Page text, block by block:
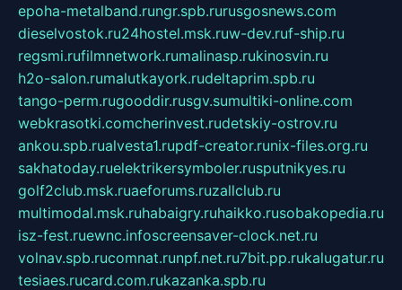
epoha-metalband.rungr.spb.rurusgosnews.com
dieselvostok.ru24hostel.msk.ruw-dev.ruf-ship.ru
regsmi.rufilmnetwork.rumalinasp.rukinosvin.ru
h2o-salon.rumalutkayork.rudeltaprim.spb.ru
tango-perm.rugooddir.rusgv.sumultiki-online.com
webkrasotki.comcherinvest.rudetskiy-ostrov.ru
ankou.spb.rualvesta1.rupdf-creator.runix-files.org.ru
sakhatoday.ruelektrikersymboler.rusputnikyes.ru
golf2club.msk.ruaeforums.ruzallclub.ru
multimodal.msk.ruhabaigry.ruhaikko.rusobakopedia.ru
isz-fest.ruewnc.infoscreensaver-clock.net.ru
volnav.spb.rucomnat.runpf.net.ru7bit.pp.rukalugatur.ru
tesiaes.rucard.com.rukazanka.spb.ru